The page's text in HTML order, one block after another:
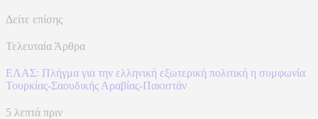
Δείτε επίσης
Τελευταία Άρθρα
ΕΛΑΣ: Πλήγμα για την ελληνική εξωτερική πολιτική η συμφωνία
Τουρκίας-Σαουδικής Αραβίας-Πακιστάν
5 λεπτά πριν